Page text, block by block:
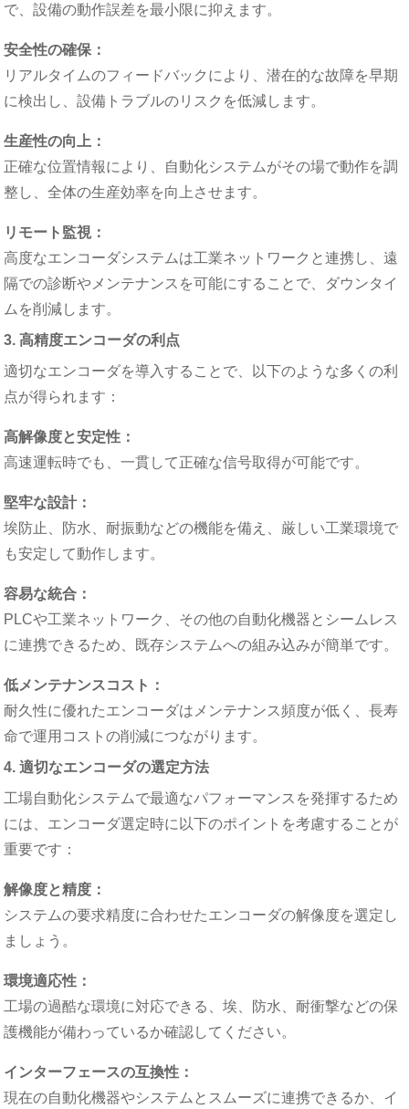
で、設備の動作誤差を最小限に抑えます。
安全性の確保：
リアルタイムのフィードバックにより、潜在的な故障を早期
に検出し、設備トラブルのリスクを低減します。
生産性の向上：
正確な位置情報により、自動化システムがその場で動作を調
整し、全体の生産効率を向上させます。
リモート監視：
高度なエンコーダシステムは工業ネットワークと連携し、遠
隔での診断やメンテナンスを可能にすることで、ダウンタイ
ムを削減します。
3. 高精度エンコーダの利点
適切なエンコーダを導入することで、以下のような多くの利
点が得られます：
高解像度と安定性：
高速運転時でも、一貫して正確な信号取得が可能です。
堅牢な設計：
埃防止、防水、耐振動などの機能を備え、厳しい工業環境で
も安定して動作します。
容易な統合：
PLCや工業ネットワーク、その他の自動化機器とシームレス
に連携できるため、既存システムへの組み込みが簡単です。
低メンテナンスコスト：
耐久性に優れたエンコーダはメンテナンス頻度が低く、長寿
命で運用コストの削減につながります。
4. 適切なエンコーダの選定方法
工場自動化システムで最適なパフォーマンスを発揮するため
には、エンコーダ選定時に以下のポイントを考慮することが
重要です：
解像度と精度：
システムの要求精度に合わせたエンコーダの解像度を選定し
ましょう。
環境適応性：
工場の過酷な環境に対応できる、埃、防水、耐衝撃などの保
護機能が備わっているか確認してください。
インターフェースの互換性：
現在の自動化機器やシステムとスムーズに連携できるか、イ